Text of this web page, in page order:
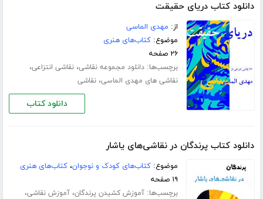
دانلود کتاب دریای حقیقت
از: مهدی الماسی
موضوع:کتاب‌های هنری
۲۶ صفحه
برچسب‌ها:دانلود مجموعه نقاشی،نقاشی انتزاعی،
نقاشی های مهدی الماسی،نقاشی
دانلود کتاب
دانلود کتاب پرندگان در نقاشی‌های یاشار
موضوع:کتاب‌های کودک و نوجوان،کتاب‌های هنری
۱۹ صفحه
برچسب‌ها:آموزش کشیدن پرندگان،آموزش نقاشی،